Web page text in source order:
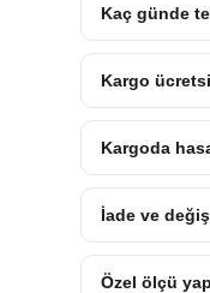
Kaç günde
Kargo
Kargoda
İade ve
Özel ölçü